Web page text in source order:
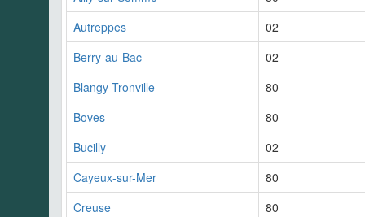
Autreppes
02
Berry-au-Bac
02
Blangy-Tronville
80
Boves
80
Bucilly
02
Cayeux-sur-Mer
80
Creuse
80